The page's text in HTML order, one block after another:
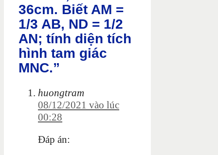
36cm. Biết AM =
1/3 AB, ND = 1/2
AN; tính diện tích
hình tam giác
MNC.”
huongtram
08/12/2021 vào lúc
00:28
Đáp án: